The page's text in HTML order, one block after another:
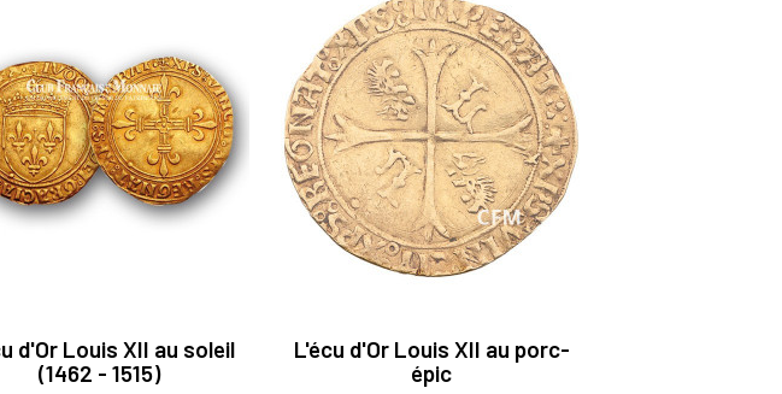
d'Or Louis XII au soleil
(1462 - 1515)
L'écu d'Or Louis XII au porc-
épic